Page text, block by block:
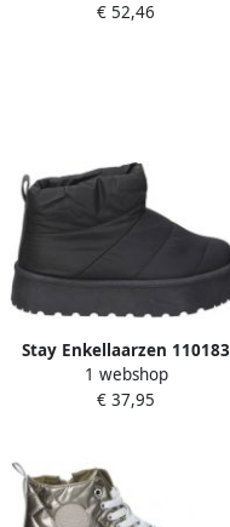
€ 52,46
Stay Enkellaarzen 110183
1 webshop
€ 37,95